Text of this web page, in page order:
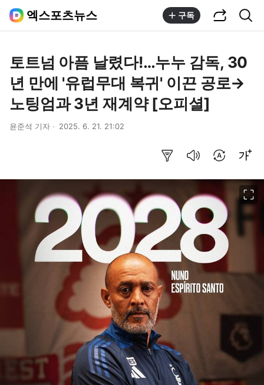
엑스포츠뉴스 구독
토트넘 아픔 날렸다!…누누 감독, 30
년 만에 '유럽무대 복귀' 이끈 공로→
노팅엄과 3년 재계약 [오피셜]
윤준석 기자 2025. 6. 21. 21:02